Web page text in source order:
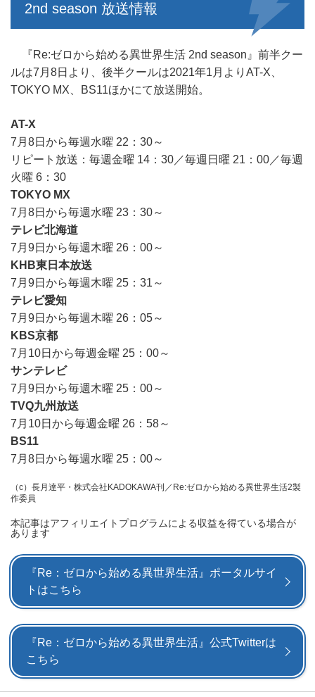
2nd season 放送情報
『Re:ゼロから始める異世界生活 2nd season』前半クー
ルは7月8日より、後半クールは2021年1月よりAT-X、
TOKYO MX、BS11ほかにて放送開始。
AT-X
7月8日から毎週水曜 22：30～
リピート放送：毎週金曜 14：30／毎週日曜 21：00／毎週
火曜 6：30
TOKYO MX
7月8日から毎週水曜 23：30～
テレビ北海道
7月9日から毎週木曜 26：00～
KHB東日本放送
7月9日から毎週木曜 25：31～
テレビ愛知
7月9日から毎週木曜 26：05～
KBS京都
7月10日から毎週金曜 25：00～
サンテレビ
7月9日から毎週木曜 25：00～
TVQ九州放送
7月10日から毎週金曜 26：58～
BS11
7月8日から毎週水曜 25：00～
（c）長月達平・株式会社KADOKAWA刊／Re:ゼロから始める異世界生活2製
作委員
本記事はアフィリエイトプログラムによる収益を得ている場合が
あります
『Re：ゼロから始める異世界生活』ポータルサイ
トはこちら
『Re：ゼロから始める異世界生活』公式Twitterは
こちら